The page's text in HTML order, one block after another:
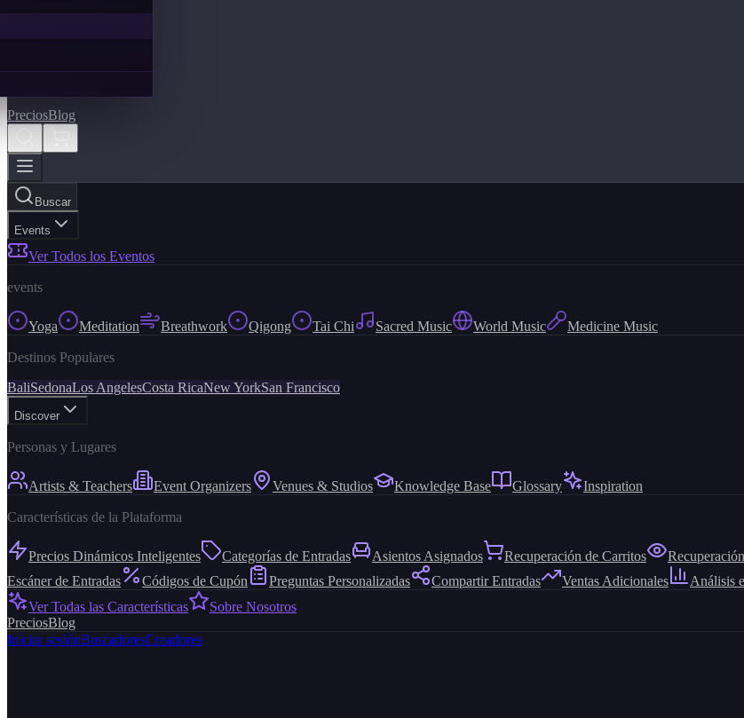
PreciosBlog
Buscar
Events
Ver Todos los Eventos
events
Yoga Meditation Breathwork Qigong Tai Chi Sacred Music World Music Medicine Music
Destinos Populares
BaliSedonaLos AngelesCosta RicaNew YorkSan Francisco
Discover
Personas y Lugares
Artists & Teachers Event Organizers Venues & Studios Knowledge Base Glossary Inspiration
Características de la Plataforma
Precios Dinámicos Inteligentes Categorías de Entradas Asientos Asignados Recuperación de Carritos
Escáner de Entradas
Códigos de Cupón Preguntas Personalizadas Compartir Entradas Ventas Adicionales Análisis
Ver Todas las Características
Sobre Nosotros
PreciosBlog
Iniciar sesiónBuscadoresCreadores